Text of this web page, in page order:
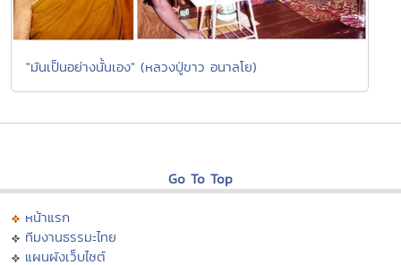
"มันเป็นอย่างนั้นเอง" (หลวงปู่ขาว อนาลโย)
Go To Top
หน้าแรก
ทีมงานธรรมะไทย
แผนผังเว็บไซต์